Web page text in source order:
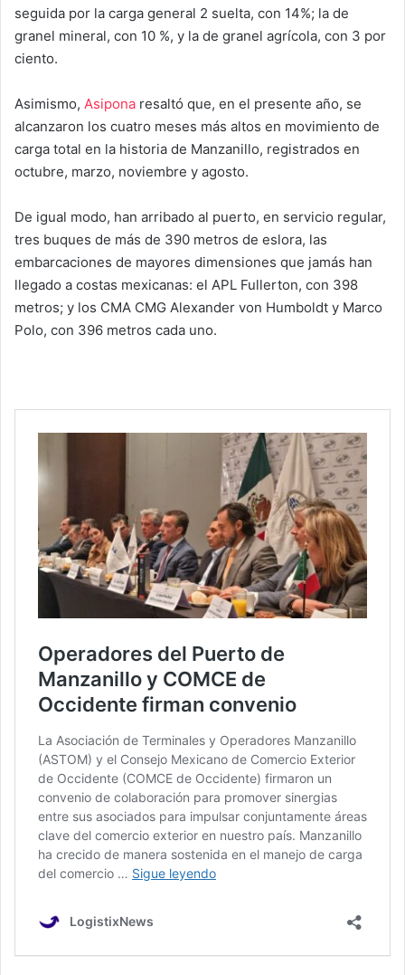
seguida por la carga general 2 suelta, con 14%; la de
granel mineral, con 10 %, y la de granel agrícola, con 3 por
ciento.
Asimismo, Asipona resaltó que, en el presente año, se
alcanzaron los cuatro meses más altos en movimiento de
carga total en la historia de Manzanillo, registrados en
octubre, marzo, noviembre y agosto.
De igual modo, han arribado al puerto, en servicio regular,
tres buques de más de 390 metros de eslora, las
embarcaciones de mayores dimensiones que jamás han
llegado a costas mexicanas: el APL Fullerton, con 398
metros; y los CMA CMG Alexander von Humboldt y Marco
Polo, con 396 metros cada uno.